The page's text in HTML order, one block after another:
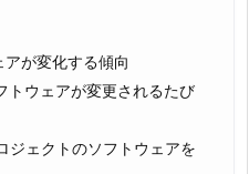
が変化する傾向
ウェアが変更されるたび
ェクトのソフトウェアを